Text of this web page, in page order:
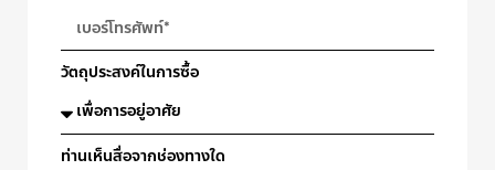
วัตถุประสงค์ในการซื้อ
ท่านเห็นสื่อจากช่องทางใด